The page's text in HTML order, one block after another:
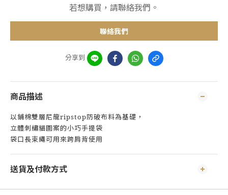
若想購買，請聯絡我們。
聯絡我們
分享到
商品描述
以鋪棉雙層尼龍ripstop防破布料為基礎，
立體刺繡貓圖案的小巧手提袋
袋口長束繩可用來跨肩背使用
送貨及付款方式